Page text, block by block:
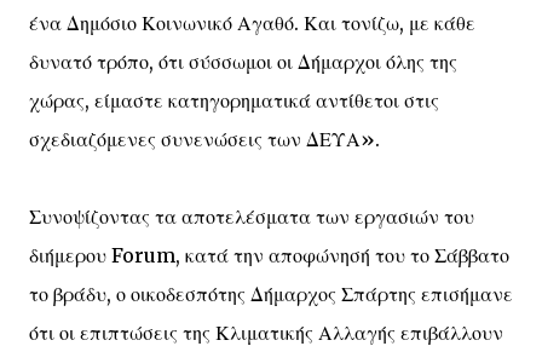
ένα Δημόσιο Κοινωνικό Αγαθό. Και τονίζω, με κάθε
δυνατό τρόπο, ότι σύσσωμοι οι Δήμαρχοι όλης της
χώρας, είμαστε κατηγορηματικά αντίθετοι στις
σχεδιαζόμενες συνενώσεις των ΔΕΥΑ».
Συνοψίζοντας τα αποτελέσματα των εργασιών του
διήμερου Forum, κατά την αποφώνησή του το Σάββατο
το βράδυ, ο οικοδεσπότης Δήμαρχος Σπάρτης επισήμανε
ότι οι επιπτώσεις της Κλιματικής Αλλαγής επιβάλλουν